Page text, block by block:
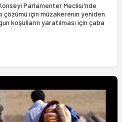
Parlamenter Meclisi'nde
çözümü için müzakerenin yeniden
koşulların yaratılması için çaba